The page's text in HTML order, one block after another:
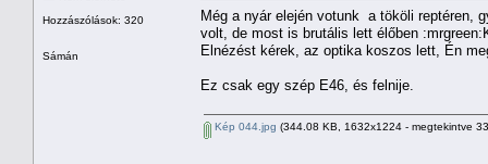
Hozzászólások: 320
Sámán
Még a nyár elején votunk a tököli reptéren,
volt, de most is brutális lett élőben
Elnézést kérek, az optika koszos lett, Én
Ez csak egy szép E46, és felnije.
Kép 044.jpg (344.08 KB, 1632x1224 - megtekintve